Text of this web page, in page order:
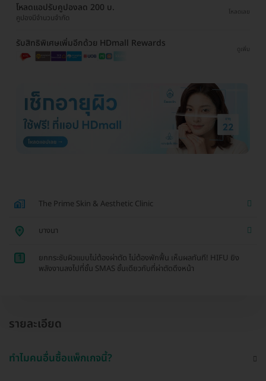
โหลดแอปรับคูปองลด 200 บ.
คูปองมีจำนวนจำกัด
โหลดเลย
รับสิทธิพิเศษเพิ่มอีกด้วย HDmall Rewards
ดูเพิ่ม
The Prime Skin & Aesthetic Clinic
บางนา
1
ยกกระชับผิวแบบไม่ต้องผ่าตัด ไม่ต้องพักฟื้น เห็นผลทันที! HIFU ยิง
พลังงานลงไปที่ชั้น SMAS ชั้นเดียวกับที่ผ่าตัดดึงหน้า
รายละเอียด
ทำไมคนอื่นซื้อแพ็กเกจนี้?